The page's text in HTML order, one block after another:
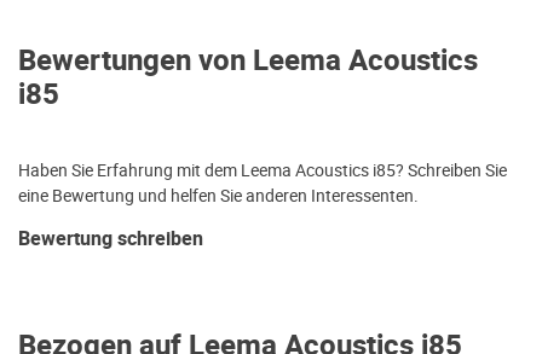
Bewertungen von Leema Acoustics
i85
Haben Sie Erfahrung mit dem Leema Acoustics i85? Schreiben Sie
eine Bewertung und helfen Sie anderen Interessenten.
Bewertung schreiben